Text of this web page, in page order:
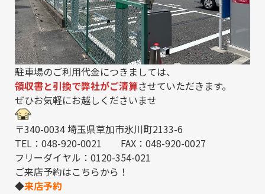
駐車場のご利用代金につきましては、
領収書と引換で弊社がご清算させていただきます。
ぜひお気軽にお越しくださいませ
〒340-0034 埼玉県草加市氷川町2133-6
TEL：048-920-0021 FAX：048-920-0027
フリーダイヤル：0120-354-021
ご来店予約はこちらから！
◆来店予約